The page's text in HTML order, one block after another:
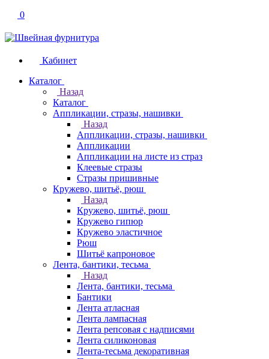
0
Кабинет
Каталог
Назад
Каталог
Аппликации, стразы, нашивки
Назад
Аппликации, стразы, нашивки
Аппликации
Аппликации на листе из страз
Клеевые стразы
Стразы пришивные
Кружево, шитьё, рюш
Назад
Кружево, шитьё, рюш
Кружево гипюр
Кружево эластичное
Рюш
Шитьё капроновое
Лента, бантики, тесьма
Назад
Лента, бантики, тесьма
Бантики
Лента атласная
Лента лампасная
Лента репсовая с надписями
Лента силиконовая
Лента-тесьма декоративная